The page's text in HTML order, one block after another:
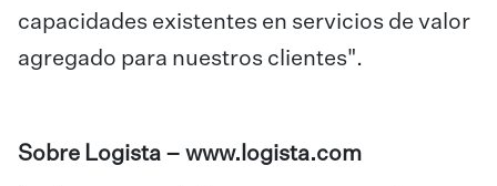
capacidades existentes en servicios de valor
agregado para nuestros clientes".
Sobre Logista – www.logista.com